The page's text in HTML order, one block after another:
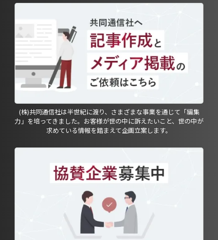
(株)共同通信社は半世紀に渡り、さまざまな事業を通じて「編集
力」を培ってきました。お客様が世の中に訴えたいこと、世の中が
求めている情報を踏まえて企画立案します。